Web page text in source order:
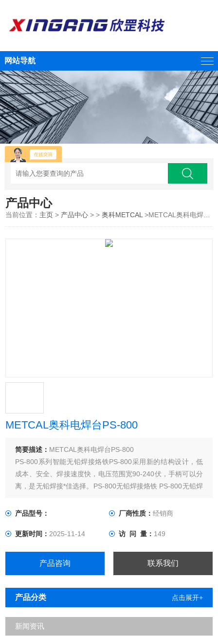
网站导航
产品中心
当前位置： 主页 > 产品中心 > >奥科METCAL>METCAL奥科电焊台PS-800
METCAL奥科电焊台PS-800
简要描述： METCAL奥科电焊台PS-800
PS-800系列智能无铅焊接烙铁PS-800采用新的结构设计，低
成本、安全、焊接速度快，电压范围宽90-240伏，手柄可以分
离，是无铅焊接*佳选择。PS-800无铅焊接烙铁 PS-800无铅焊
统，其**性的、紧凑的电源和小巧的机身设计非常适应生产环
产品型号： 厂商性质： 经销商
更新时间：2025-11-14 访 问 量： 149
产品咨询 联系我们
产品分类 点击展开+
新闻资讯